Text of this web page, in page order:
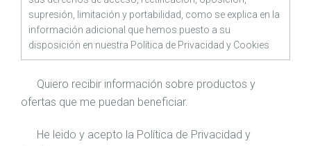
supresión, limitación y portabilidad, como se explica en la
información adicional que hemos puesto a su
disposición en nuestra Política de Privacidad y Cookies
Quiero recibir información sobre productos y
ofertas que me puedan beneficiar.
He leido y acepto la Política de Privacidad y